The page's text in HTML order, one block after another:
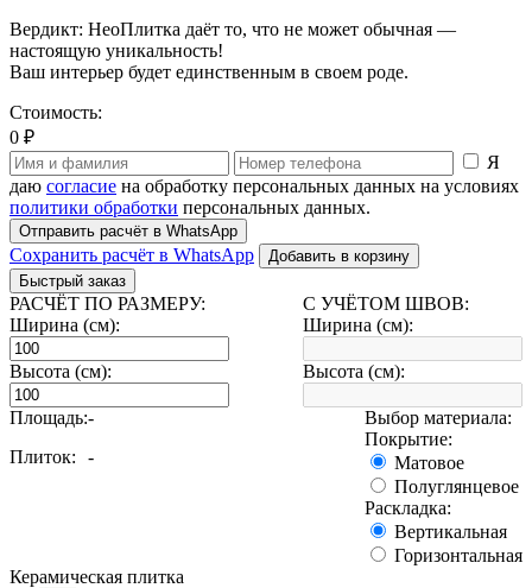
Вердикт: НеоПлитка даёт то, что не может обычная —
настоящую уникальность!
Ваш интерьер будет единственным в своем роде.
Стоимость:
0 ₽
Я
даю согласие на обработку персональных данных на условиях
политики обработки персональных данных.
Отправить расчёт в WhatsApp
Сохранить расчёт в WhatsApp
Добавить в корзину
Быстрый заказ
РАСЧЁТ ПО РАЗМЕРУ:
Ширина (см):
Высота (см):
С УЧЁТОМ ШВОВ:
Ширина (см):
Высота (см):
Площадь:-
Плиток:
-
Выбор материала:
Покрытие:
Матовое
Полуглянцевое
Раскладка:
Вертикальная
Горизонтальная
Керамическая плитка